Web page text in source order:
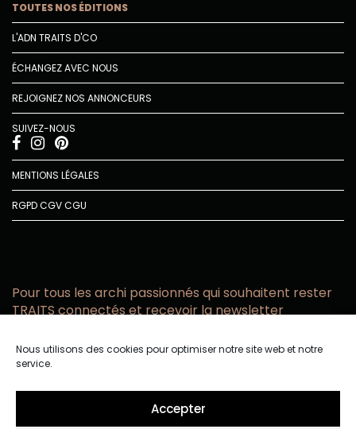
Nous utilisons des cookies pour optimiser notre site web et notre
service.
Accepter
TOUTES NOS ÉDITIONS
L'ADN TRAITS D'CO
ÉCHANGEZ AVEC NOUS
REJOIGNEZ NOS ANNONCEURS
SUIVEZ-NOUS
MENTIONS LÉGALES
RGPDCGVCGU
Pour tous les archi passionnés qui souhaitent rester
TRAITS connectés et recevoir la newsletter
email
confidentialité.